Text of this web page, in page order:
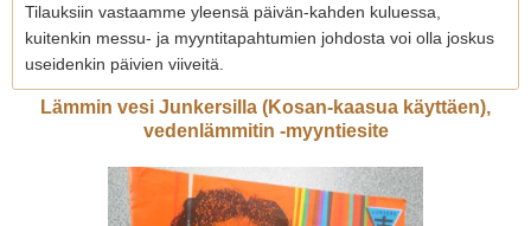
Tilauksiin vastaamme yleensä päivän-kahden kuluessa,
kuitenkin messu- ja myyntitapahtumien johdosta voi olla joskus
useidenkin päivien viiveitä.
Lämmin vesi Junkersilla (Kosan-kaasua käyttäen),
vedenlämmitin -myyntiesite